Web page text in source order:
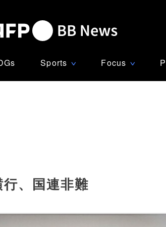
Sports ∨ Focus ∨
、国連非難